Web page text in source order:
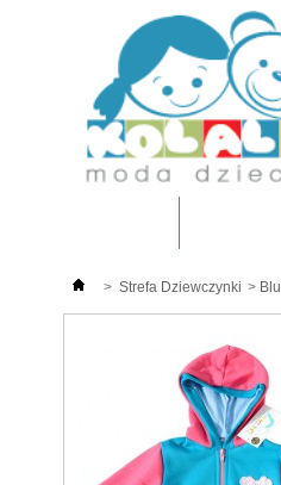
> Strefa Dziewczynki >